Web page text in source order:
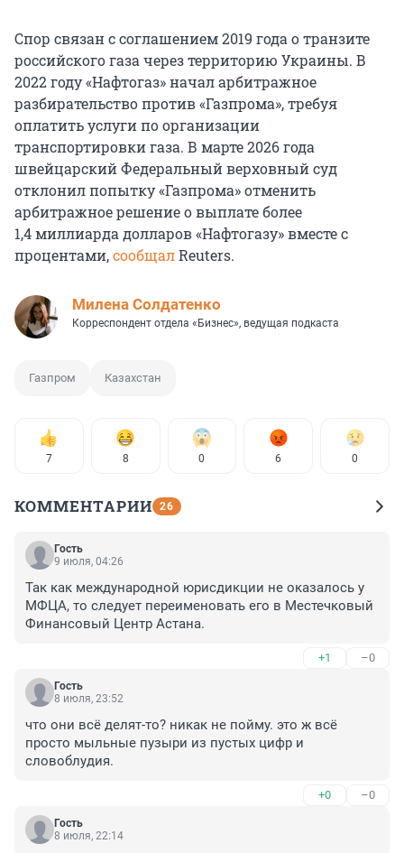
Спор связан с соглашением 2019 года о транзите
российского газа через территорию Украины. В
2022 году «Нафтогаз» начал арбитражное
разбирательство против «Газпрома», требуя
оплатить услуги по организации
транспортировки газа. В марте 2026 года
швейцарский Федеральный верховный суд
отклонил попытку «Газпрома» отменить
арбитражное решение о выплате более
1,4 миллиарда долларов «Нафтогазу» вместе с
процентами,сообщалReuters.
Милена Солдатенко
Корреспондент отдела «Бизнес», ведущая подкаста
Газпром Казахстан
7 8 0 6 0
КОММЕНТАРИИ 26
Гость
9 июля, 04:26
Так как международной юрисдикции не оказалось у
МФЦА, то следует переименовать его в Местечковый
Финансовый Центр Астана.
+1 –0
Гость
8 июля, 23:52
что они всё делят-то? никак не пойму. это ж всё
просто мыльные пузыри из пустых цифр и
словоблудия.
+0 –0
Гость
8 июля, 22:14